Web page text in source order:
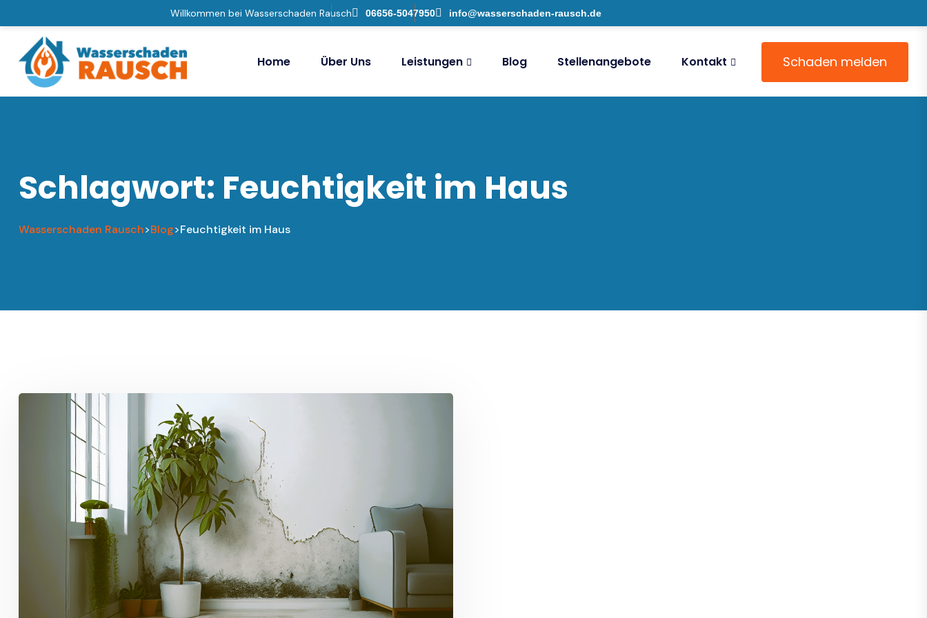
Willkommen bei Wasserschaden Rausch 06656-5047950 info@wasserschaden-rausch.de
Home Über Uns Leistungen Blog Stellenangebote Kontakt Schaden melden
Schlagwort: Feuchtigkeit im Haus
Wasserschaden Rausch>Blog>Feuchtigkeit im Haus